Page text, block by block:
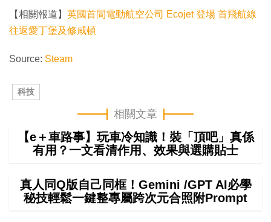
【相關報道】 英國首間電動航空公司 Ecojet 登場 首飛航線
往返愛丁堡及修咸頓
Source: Steam
科技
相關文章
【e＋車路事】玩車冷知識！裝「頂吧」真係
有用？一文看清作用、效果與選購貼士
真人同Q版自己同框！Gemini /GPT AI必學
秘技輕鬆一鍵整專屬跨次元合照附Prompt